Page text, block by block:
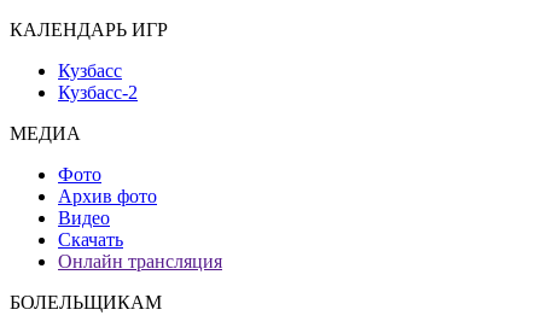
КАЛЕНДАРЬ ИГР
Кузбасс
Кузбасс-2
МЕДИА
Фото
Архив фото
Видео
Скачать
Онлайн трансляция
БОЛЕЛЬЩИКАМ